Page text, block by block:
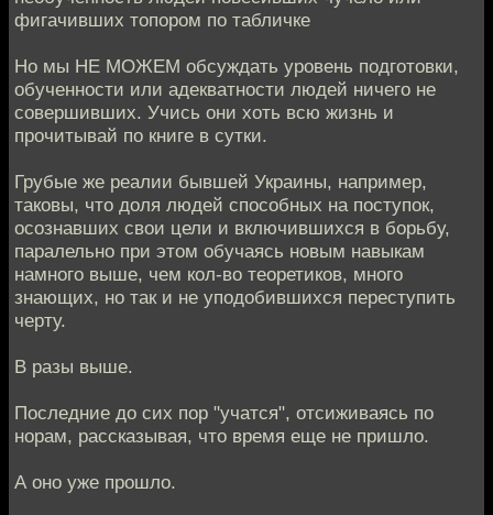
фигачивших топором по табличке
Но мы НЕ МОЖЕМ обсуждать уровень подготовки,
обученности или адекватности людей ничего не
совершивших. Учись они хоть всю жизнь и
прочитывай по книге в сутки.
Грубые же реалии бывшей Украины, например,
таковы, что доля людей способных на поступок,
осознавших свои цели и включившихся в борьбу,
паралельно при этом обучаясь новым навыкам
намного выше, чем кол-во теоретиков, много
знающих, но так и не уподобившихся переступить
черту.
В разы выше.
Последние до сих пор "учатся", отсиживаясь по
норам, рассказывая, что время еще не пришло.
А оно уже прошло.